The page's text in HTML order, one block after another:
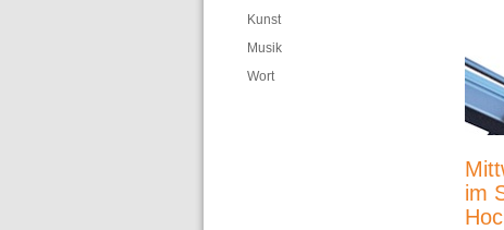
Kunst
Musik
Wort
im